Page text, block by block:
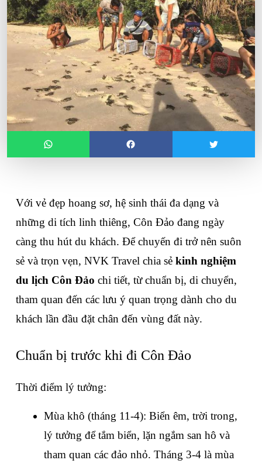
Với vẻ đẹp hoang sơ, hệ sinh thái đa dạng và
những di tích linh thiêng, Côn Đảo đang ngày
càng thu hút du khách. Để chuyến đi trở nên suôn
sẻ và trọn vẹn, NVK Travel chia sẻ kinh nghiệm
du lịch Côn Đảo chi tiết, từ chuẩn bị, di chuyển,
tham quan đến các lưu ý quan trọng dành cho du
khách lần đầu đặt chân đến vùng đất này.
Chuẩn bị trước khi đi Côn Đảo
Thời điểm lý tưởng:
Mùa khô (tháng 11-4): Biển êm, trời trong,
lý tưởng để tắm biển, lặn ngắm san hô và
tham quan các đảo nhỏ. Tháng 3-4 là mùa